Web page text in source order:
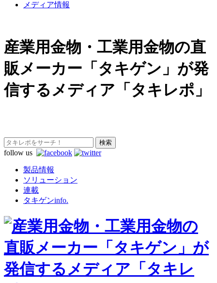
メディア情報
産業用金物・工業用金物の直
販メーカー「タキゲン」が発
信するメディア「タキレポ」
follow us
製品情報
ソリューション
連載
タキゲンinfo.